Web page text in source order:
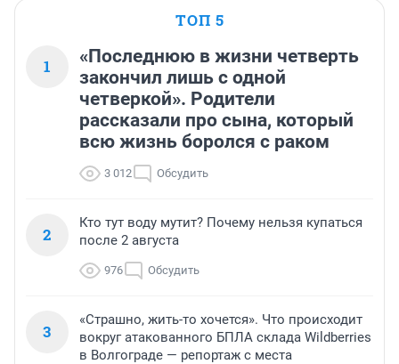
ТОП 5
1
«Последнюю в жизни четверть
закончил лишь с одной
четверкой». Родители
рассказали про сына, который
всю жизнь боролся с раком
3 012 Обсудить
2
Кто тут воду мутит? Почему нельзя купаться
после 2 августа
976 Обсудить
3
«Страшно, жить-то хочется». Что происходит
вокруг атакованного БПЛА склада Wildberries
в Волгограде — репортаж с места